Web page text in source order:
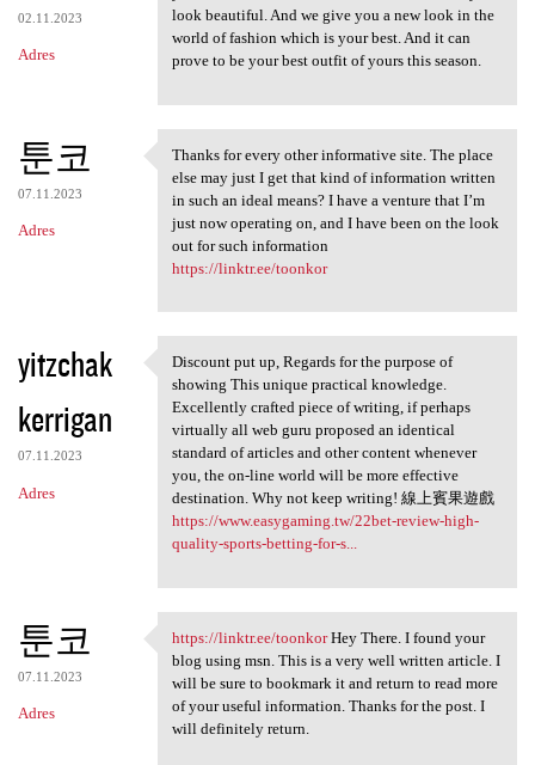
02.11.2023
Adres
look beautiful. And we give you a new look in the
world of fashion which is your best. And it can
prove to be your best outfit of yours this season.
툰코
07.11.2023
Adres
Thanks for every other
Thanks for every other informative site. The place
else may just I get that kind of information written
in such an ideal means? I have a venture that I’m
just now operating on, and I have been on the look
out for such information
https://linktr.ee/toonkor
yitzchak
kerrigan
07.11.2023
Adres
Discount put up, Regards for
Discount put up, Regards for the purpose of
showing This unique practical knowledge.
Excellently crafted piece of writing, if perhaps
virtually all web guru proposed an identical
standard of articles and other content whenever
you, the on-line world will be more effective
destination. Why not keep writing! 線上賓果遊戲
https://www.easygaming.tw/22bet-review-high-
quality-sports-betting-for-s...
툰코
07.11.2023
Adres
https://linktr.ee/toonkor Hey
https://linktr.ee/toonkorHey There. I found your
blog using msn. This is a very well written article. I
will be sure to bookmark it and return to read more
of your useful information. Thanks for the post. I
will definitely return.